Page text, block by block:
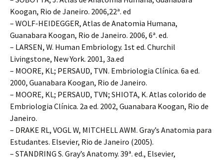
Koogan, Rio de Janeiro. 2006,22ª. ed
– WOLF-HEIDEGGER, Atlas de Anatomia Humana,
Guanabara Koogan, Rio de Janeiro. 2006, 6ª. ed.
– LARSEN, W. Human Embriology. 1st ed. Churchil
Livingstone, New York. 2001, 3a.ed
– MOORE, KL; PERSAUD, TVN. Embriologia Clínica. 6a ed.
2000, Guanabara Koogan, Rio de Janeiro.
– MOORE, KL; PERSAUD, TVN; SHIOTA, K. Atlas colorido de
Embriologia Clínica. 2a ed. 2002, Guanabara Koogan, Rio de
Janeiro.
– DRAKE RL, VOGL W, MITCHELL AWM. Gray’s Anatomia para
Estudantes. Elsevier, Rio de Janeiro (2005).
– STANDRING S. Gray’s Anatomy. 39ª. ed., Elsevier,